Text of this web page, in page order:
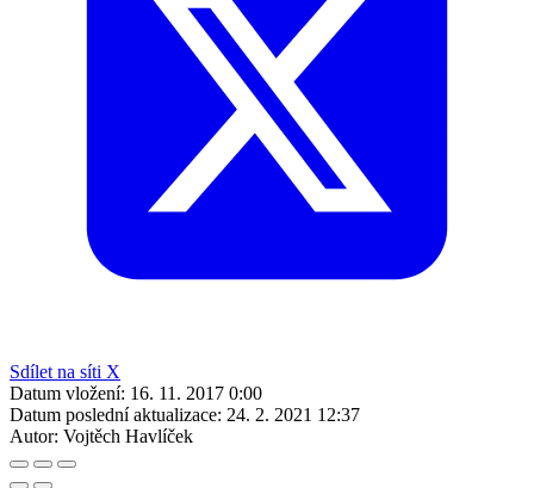
Sdílet na síti X
Datum vložení: 16. 11. 2017 0:00
Datum poslední aktualizace: 24. 2. 2021 12:37
Autor: Vojtěch Havlíček